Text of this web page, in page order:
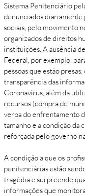
Sistema Penitenciário
denunciados
sociais, pelo movimento
organizados de direitos
instituições. A ausência
Federal, por exemplo,
pessoas que estão
transparência das
Coronavírus, além da
recursos (compra de
verba do enfrentamento
tamanho e a condição da
reforçada pelo governo
A condição a que os
penitenciárias estão
tragédia e surpreende
informações que